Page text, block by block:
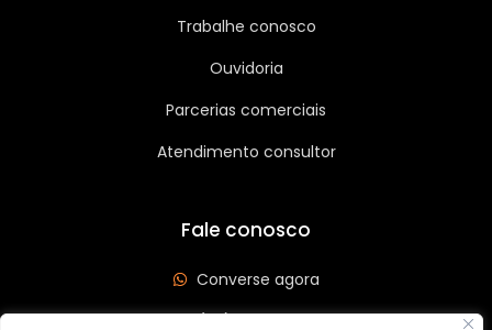
Trabalhe conosco
Ouvidoria
Parcerias comerciais
Atendimento consultor
Fale conosco
Converse agora
(62) 3626-3208